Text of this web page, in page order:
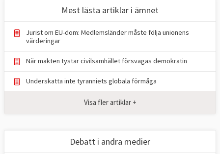
Mest lästa artiklar i ämnet
Jurist om EU-dom: Medlemsländer måste följa unionens
värderingar
När makten tystar civilsamhället försvagas demokratin
Underskatta inte tyranniets globala förmåga
Visa fler artiklar +
Debatt i andra medier